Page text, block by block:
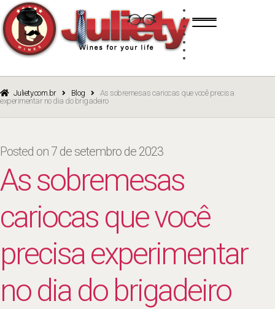
navigation
content
BRANCO
ROSÉ
Juliety.com.br Blog
As sobremesas cariocas que você precisa
experimentar no dia do brigadeiro
Posted on 7 de setembro de 2023
As sobremesas
cariocas que você
precisa experimentar
no dia do brigadeiro